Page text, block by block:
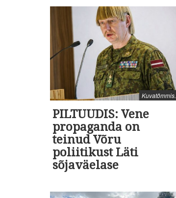
Kuvatõmmis.
PILTUUDIS: Vene
propaganda on
teinud Võru
poliitikust Läti
sõjaväelase